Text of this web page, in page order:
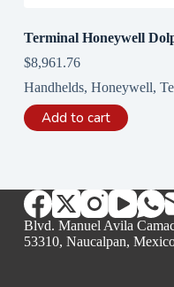
Terminal Honeywell
$8,961.76
Handhelds, Honeywell,
Add to cart
Blvd. Manuel Avila
53310, Naucalpan,